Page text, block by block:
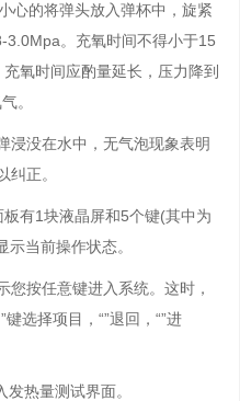
心的将弹头放入弹杯中，旋紧
3.0Mpa。充氧时间不得小于15
氧时间应酌量延长，压力降到
。
浸没在水中，无气泡现象表明
正。
有1块液晶屏和5个键(其中为
当前操作状态。
您按任意键进入系统。这时，
选择项目，“”退回，“”进
热量测试界面。